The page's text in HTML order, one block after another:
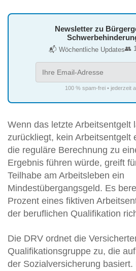
Newsletter zu
📬 Wöchentliche Updates👥
100 % spam-frei • jederzeit
Wenn das letzte Arbeitsentgelt
zurückliegt, kein Arbeitsentgelt
die reguläre Berechnung zu
Ergebnis führen würde, greift
Teilhabe am Arbeitsleben ein
Mindestübergangsgeld. Es
Prozent eines fiktiven
der beruflichen Qualifikation
Die DRV ordnet die
Qualifikationsgruppe zu, die
der Sozialversicherung